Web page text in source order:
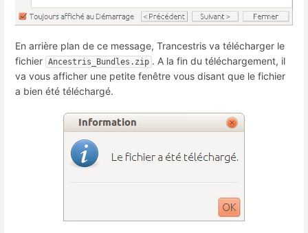
En arrière plan de ce message, Trancestris va télécharger le
fichier Ancestris_Bundles.zip . A la fin du téléchargement, il
va vous afficher une petite fenêtre vous disant que le fichier
a bien été téléchargé.